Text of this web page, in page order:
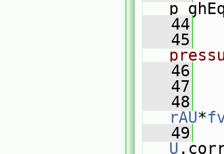
   44
   45
   46
   47
   48
rAU*
   49
U